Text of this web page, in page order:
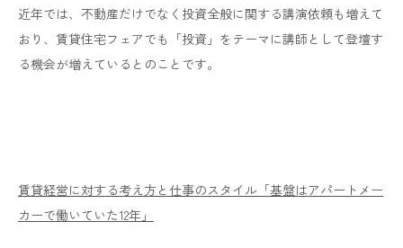
近年では、不動産だけでなく投資全般に関する講演依頼も増えて
おり、賃貸住宅フェアでも「投資」をテーマに講師として登壇す
る機会が増えているとのことです。
賃貸経営に対する考え方と仕事のスタイル「基盤はアパートメー
カーで働いていた12年」